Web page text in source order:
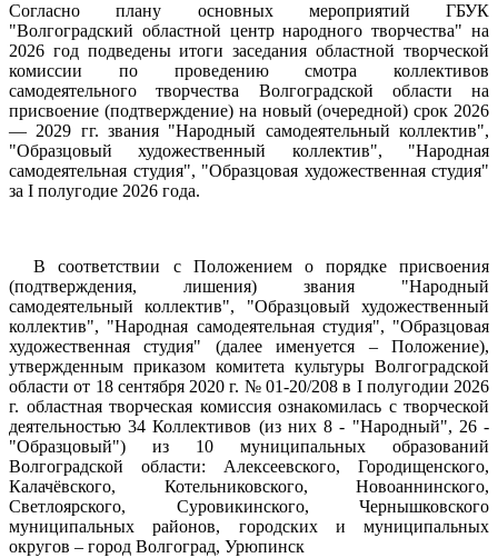
Согласно плану основных мероприятий ГБУК
"Волгоградский областной центр народного творчества" на
2026 год подведены итоги заседания областной творческой
комиссии по проведению смотра коллективов
самодеятельного творчества Волгоградской области на
присвоение (подтверждение) на новый (очередной) срок 2026
— 2029 гг. звания "Народный самодеятельный коллектив",
"Образцовый художественный коллектив", "Народная
самодеятельная студия", "Образцовая художественная студия"
за I полугодие 2026 года.
В соответствии с Положением о порядке присвоения
(подтверждения, лишения) звания "Народный
самодеятельный коллектив", "Образцовый художественный
коллектив", "Народная самодеятельная студия", "Образцовая
художественная студия" (далее именуется – Положение),
утвержденным приказом комитета культуры Волгоградской
области от 18 сентября 2020 г. № 01-20/208 в I полугодии 2026
г. областная творческая комиссия ознакомилась с творческой
деятельностью 34 Коллективов (из них 8 - "Народный", 26 -
"Образцовый") из 10 муниципальных образований
Волгоградской области: Алексеевского, Городищенского,
Калачёвского, Котельниковского, Новоаннинского,
Светлоярского, Суровикинского, Чернышковского
муниципальных районов, городских и муниципальных
округов – город Волгоград, Урюпинск